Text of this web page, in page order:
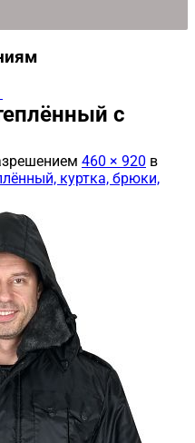
с
460 × 920 в
куртка, брюки,